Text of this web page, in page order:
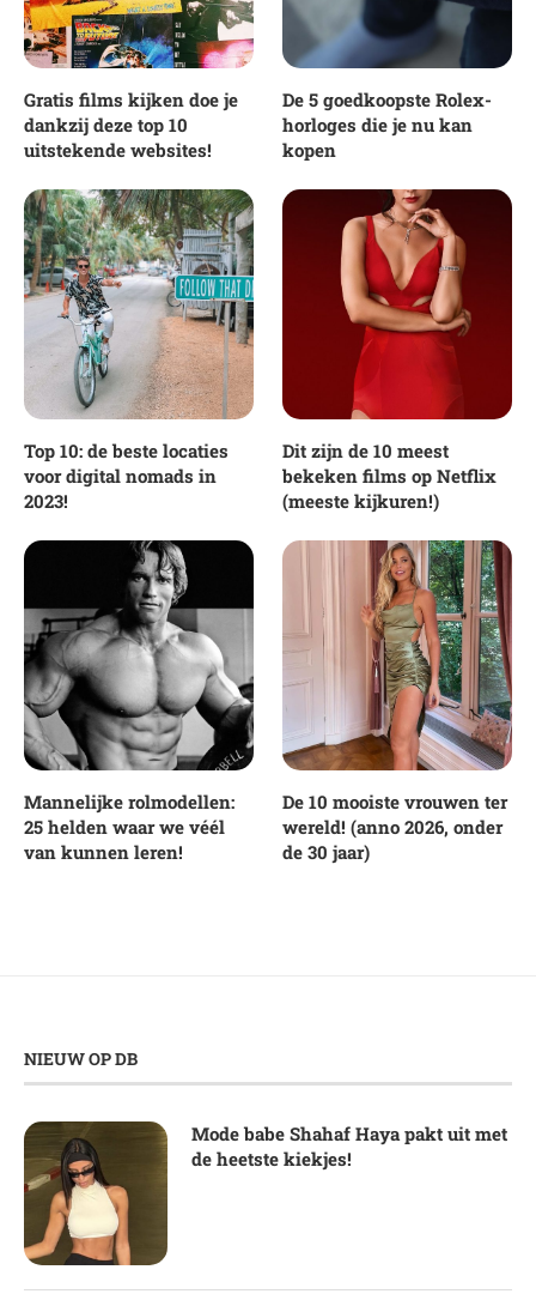
Gratis films kijken doe je
dankzij deze top 10
uitstekende websites!
De 5 goedkoopste Rolex-
horloges die je nu kan
kopen
Top 10: de beste locaties
voor digital nomads in
2023!
Dit zijn de 10 meest
bekeken films op Netflix
(meeste kijkuren!)
Mannelijke rolmodellen:
25 helden waar we véél
van kunnen leren!
De 10 mooiste vrouwen ter
wereld! (anno 2026, onder
de 30 jaar)
NIEUW OP DB
Mode babe Shahaf Haya pakt uit met
de heetste kiekjes!